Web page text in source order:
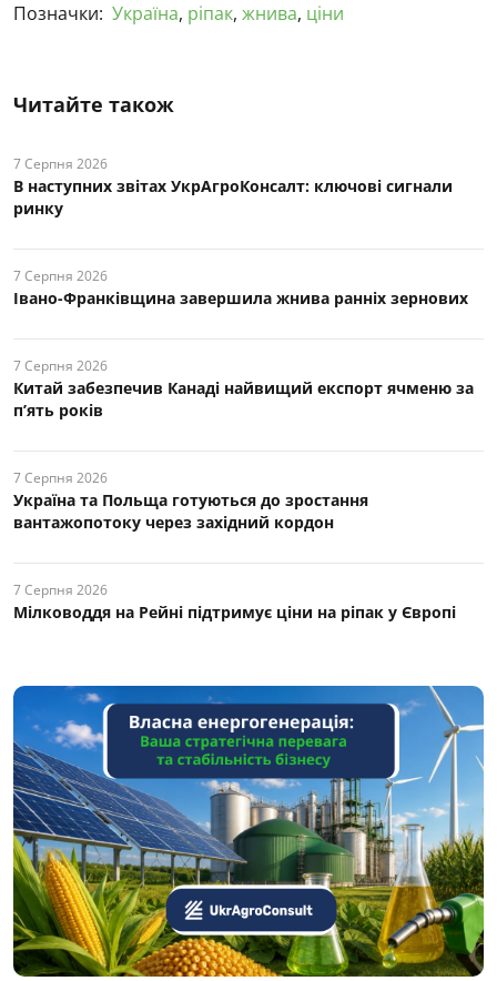
Позначки: Україна, ріпак, жнива, ціни
Читайте також
7 Серпня 2026
В наступних звітах УкрАгроКонсалт: ключові cигнали
ринку
7 Серпня 2026
Івано-Франківщина завершила жнива ранніх зернових
7 Серпня 2026
Китай забезпечив Канаді найвищий експорт ячменю за
п’ять років
7 Серпня 2026
Україна та Польща готуються до зростання
вантажопотоку через західний кордон
7 Серпня 2026
Мілководдя на Рейні підтримує ціни на ріпак у Європі